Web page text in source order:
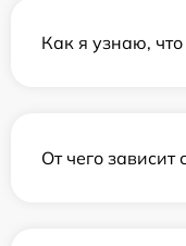
Как я узнаю, что
От чего зависит